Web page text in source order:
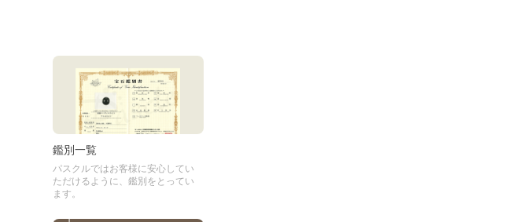
鑑別一覧
パスクルではお客様に安心してい
ただけるように、鑑別をとってい
ます。